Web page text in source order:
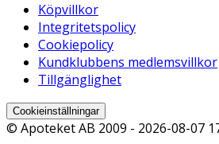
Köpvillkor
Integritetspolicy
Cookiepolicy
Kundklubbens medlemsvillkor
Tillgänglighet
Cookieinställningar
© Apoteket AB 2009 - 2026-08-07